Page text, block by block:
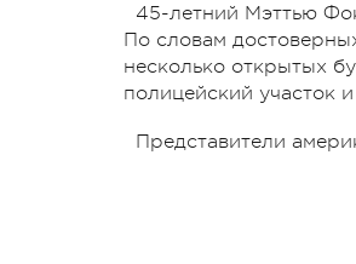
45-летний Мэттью
По словам
несколько открытых
полицейский участок
Представители